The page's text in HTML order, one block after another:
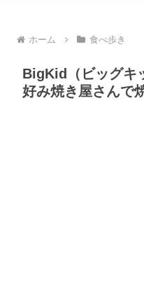
ホーム 食べ歩き
BigKid（ビッグキ
好み焼き屋さんで